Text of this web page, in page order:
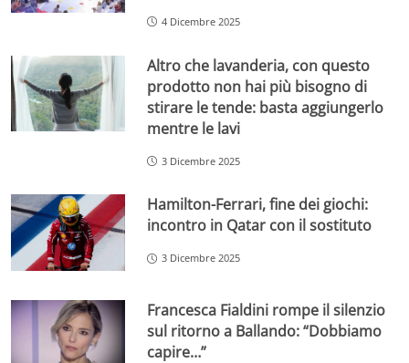
4 Dicembre 2025
Altro che lavanderia, con questo
prodotto non hai più bisogno di
stirare le tende: basta aggiungerlo
mentre le lavi
3 Dicembre 2025
Hamilton-Ferrari, fine dei giochi:
incontro in Qatar con il sostituto
3 Dicembre 2025
Francesca Fialdini rompe il silenzio
sul ritorno a Ballando: “Dobbiamo
capire…”